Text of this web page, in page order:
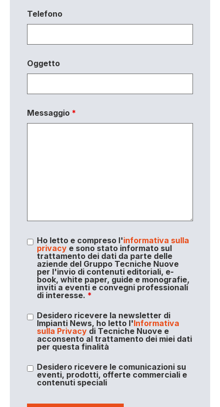
Telefono
Oggetto
Messaggio *
Ho letto e compreso l'informativa sulla
privacye sono stato informato sul
trattamento dei dati da parte delle
aziende del Gruppo Tecniche Nuove
per l'invio di contenuti editoriali, e-
book, white paper, guide e monografie,
inviti a eventi e convegni professionali
di interesse. *
Desidero ricevere la newsletter di
Impianti News, ho letto l'Informativa
sulla Privacydi Tecniche Nuove e
acconsento al trattamento dei miei dati
per questa finalità
Desidero ricevere le comunicazioni su
eventi, prodotti, offerte commerciali e
contenuti speciali